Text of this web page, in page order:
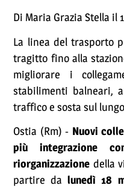
Di Maria Grazia Stella il
La linea del trasporto
tragitto fino alla
migliorare i
stabilimenti balneari,
traffico e sosta sul
Ostia (Rm) - Nuovi
più integrazione
riorganizzazione della
partire dalunedì 18